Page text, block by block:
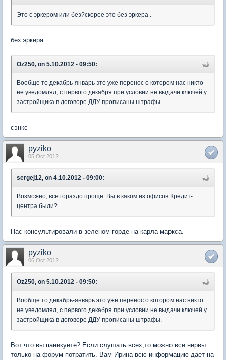
Это с эркером или без?скорее это без эркера .
без эркера
Oz250, on 5.10.2012 - 09:50:
Вообще то декабрь-январь это уже перенос о котором нас никто
не уведомлял, с первого декабря при условии не выдачи ключей у
застройщика в договоре ДДУ прописаны штрафы.
сэнкс
pyziko
05 Oct 2012
sergej12, on 4.10.2012 - 09:00:
Возможно, все гораздо проще. Вы в каком из офисов Кредит-
центра были?
Нас консультировали в зеленом горде на карла маркса.
pyziko
06 Oct 2012
Oz250, on 5.10.2012 - 09:50:
Вообще то декабрь-январь это уже перенос о котором нас никто
не уведомлял, с первого декабря при условии не выдачи ключей у
застройщика в договоре ДДУ прописаны штрафы.
Вот что вы паникуете? Если слушать всех,то можно все нервы
только на форум потратить. Вам Ирина всю информацию дает на